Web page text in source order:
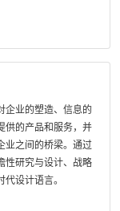
企业的塑造、信息的
供的产品和服务，并
业之间的桥梁。通过
性研究与设计、战略
设计语言。